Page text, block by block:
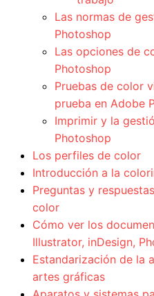
Las normas de
Photoshop
Las opciones de
Photoshop
Pruebas de color
prueba en Adobe
Imprimir y la
Photoshop
Los perfiles de color
Introducción a la
Preguntas y
color
Cómo ver los
Illustrator, inDesign,
Estandarización de la
artes gráficas